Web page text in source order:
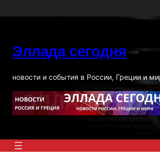
к
Эллада сегодня
новости и события в России, Греции и